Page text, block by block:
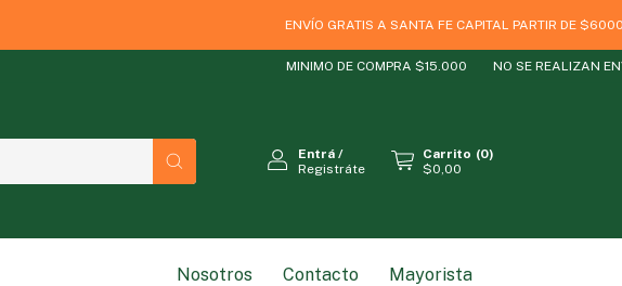
ENVÍO GRATIS A SANTA FE CAPITAL PARTIR DE $60000
MINIMO DE COMPRA $15.000 NO SE REALIZAN ENVIOS
Entrá/
Registráte
Carrito (0)
$0,00
Nosotros Contacto Mayorista